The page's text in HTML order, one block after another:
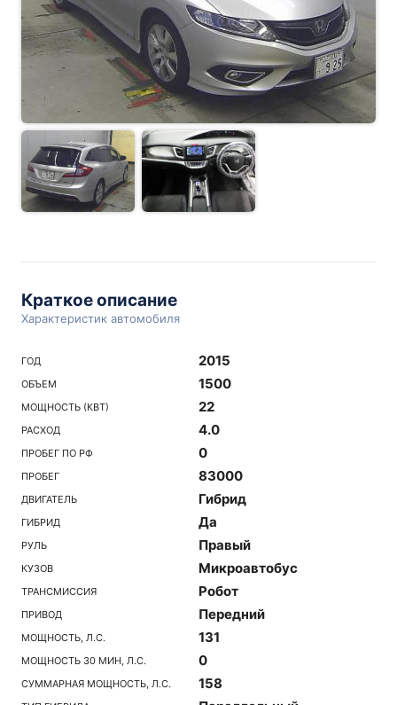
Краткое описание
Характеристик автомобиля
ГОД 2015
ОБЪЕМ 1500
МОЩНОСТЬ (КВТ) 22
РАСХОД 4.0
ПРОБЕГ ПО РФ 0
ПРОБЕГ 83000
ДВИГАТЕЛЬ Гибрид
ГИБРИД Да
РУЛЬ Правый
КУЗОВ Микроавтобус
ТРАНСМИССИЯ Робот
ПРИВОД Передний
МОЩНОСТЬ, Л.С. 131
МОЩНОСТЬ 30 МИН, Л.С. 0
СУММАРНАЯ МОЩНОСТЬ, Л.С. 158